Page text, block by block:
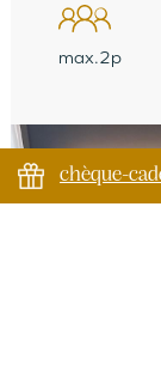
max.2p
chèque-